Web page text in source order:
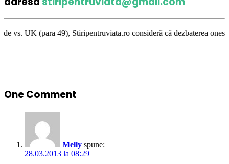
Stiripentruviata.ro consideră că dezbaterea onestă şi
One Comment
Melly spune:
28.03.2013 la 08:29